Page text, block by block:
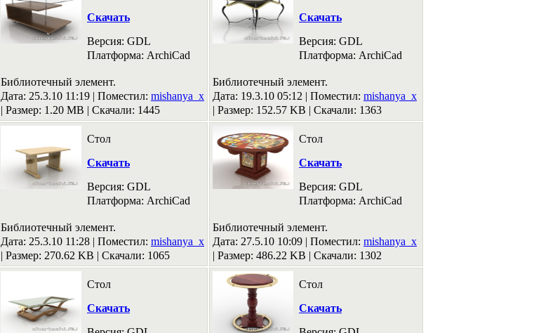
Скачать
Версия: GDL
Платформа: ArchiCad
Библиотечный элемент.
Дата: 25.3.10 11:19 | Поместил: mishanya_x
| Размер: 1.20 MB | Скачали: 1445
Скачать
Версия: GDL
Платформа: ArchiCad
Библиотечный элемент.
Дата: 19.3.10 05:12 | Поместил: mishanya_x
| Размер: 152.57 KB | Скачали: 1363
Стол
Скачать
Версия: GDL
Платформа: ArchiCad
Библиотечный элемент.
Дата: 25.3.10 11:28 | Поместил: mishanya_x
| Размер: 270.62 KB | Скачали: 1065
Стол
Скачать
Версия: GDL
Платформа: ArchiCad
Библиотечный элемент.
Дата: 27.5.10 10:09 | Поместил: mishanya_x
| Размер: 486.22 KB | Скачали: 1302
Стол
Скачать
Стол
Скачать